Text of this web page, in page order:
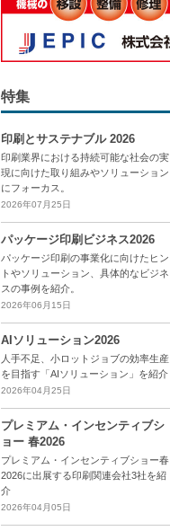
特集
印刷とサステナブル 2026
印刷業界における持続可能な社会の実
現に向けた取り組みやソリューション
にフォーカス。
2026年07月25日
パッケージ印刷ビジネス2026
パッケージ印刷の事業化に向けたヒン
トやソリューション、具体的なビジネ
スの事例を紹介。
2026年06月15日
AIソリューション2026
人手不足、小ロットジョブの効率生産
を目指す「AIソリューション」を紹介
2026年04月25日
プレミアム・インセンティブシ
ョー 春2026
プレミアム・インセンティブショー春
2026に出展する印刷関連会社3社を紹
介
2026年04月05日